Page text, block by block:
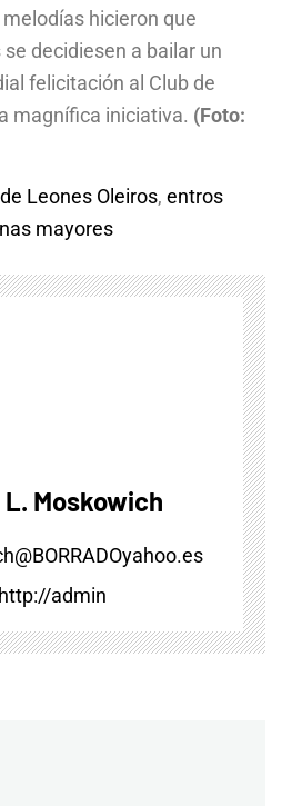
hicieron que
decidiesen a bailar un
felicitación al Club de
magnífica iniciativa. (Foto:
Leones Oleiros, entros
mayores
Moskowich
http://admin